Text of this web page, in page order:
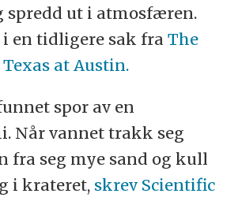
spredd ut i atmosfæren.
i en tidligere sak fraThe
at Austin.
spor av en
Når vannet trakk seg
fra seg mye sand og kull
i krateret, skrev Scientific